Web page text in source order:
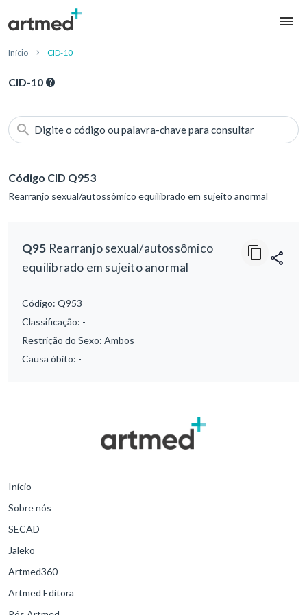
Início CID-10
CID-10
Digite o código ou palavra-chave para consultar
Código CID Q953
Rearranjo sexual/autossômico equilibrado em sujeito anormal
Q95 Rearranjo sexual/autossômico
equilibrado em sujeito anormal
Código: Q953
Classificação: -
Restrição do Sexo: Ambos
Causa óbito: -
Início
Sobre nós
SECAD
Jaleko
Artmed360
Artmed Editora